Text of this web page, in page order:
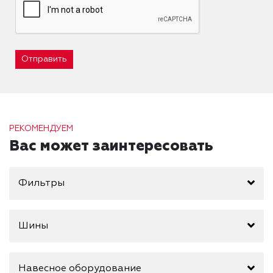
Отправить
РЕКОМЕНДУЕМ
Вас может заинтересовать
Фильтры
Шины
Навесное оборудование